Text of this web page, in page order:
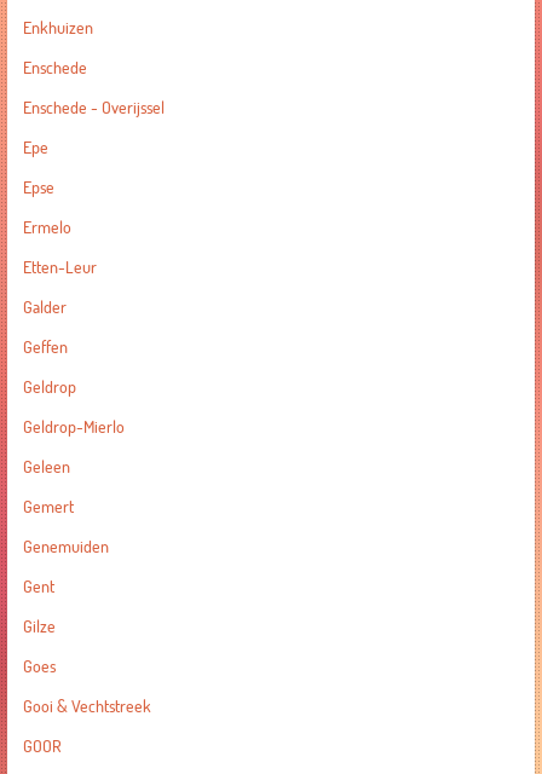
Enkhuizen
Enschede
Enschede - Overijssel
Epe
Epse
Ermelo
Etten-Leur
Galder
Geffen
Geldrop
Geldrop-Mierlo
Geleen
Gemert
Genemuiden
Gent
Gilze
Goes
Gooi & Vechtstreek
GOOR